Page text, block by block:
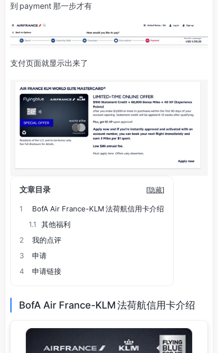
到 payment 那一步才有
支付页面就显示出来了
文章目录 [隐藏]
1
BofA Air France-KLM 法荷航信用卡介绍
1.1
其他福利
2
我的点评
3
申请
4
申请链接
BofA Air France-KLM 法荷航信用卡介绍